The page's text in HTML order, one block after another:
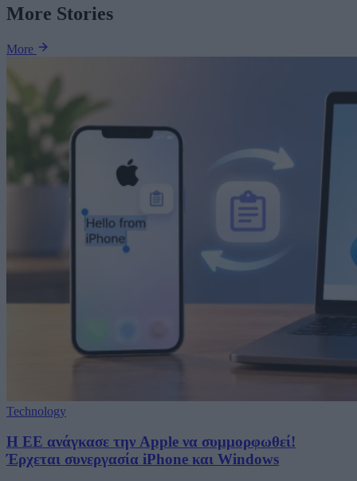
More Stories
More
Technology
H ΕΕ ανάγκασε την Apple να συμμορφωθεί!
Έρχεται συνεργασία iPhone και Windows